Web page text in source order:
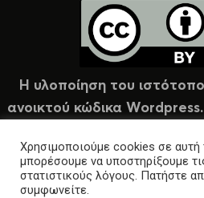
Η υλοποίηση του
ανοικτού κώδικα
Χρησιμοποιούμε cookies σε αυτή
μπορέσουμε να υποστηρίξουμε
στατιστικούς λόγους. Πατήστε
συμφωνείτε.